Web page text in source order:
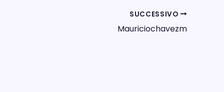
SUCCESSIVO
Mauriciochavezm